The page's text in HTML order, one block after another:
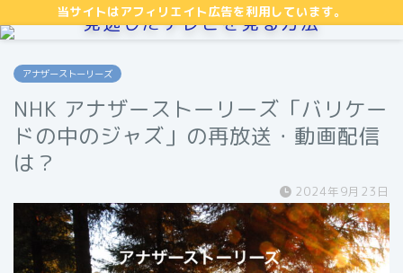
当サイトはアフィリエイト広告を利用しています。
見逃したテレビを見る方法
アナザーストーリーズ
NHK アナザーストーリーズ「バリケー
ドの中のジャズ」の再放送・動画配信
は？
2024年9月23日